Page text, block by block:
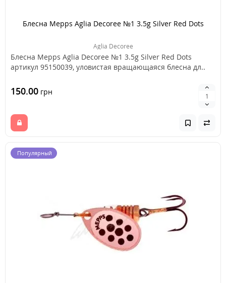
Блесна Mepps Aglia Decoree №1 3.5g Silver Red Dots
Aglia Decoree
Блесна Mepps Aglia Decoree №1 3.5g Silver Red Dots
артикул 95150039, уловистая вращающаяся блесна дл..
150.00 грн
Популярный